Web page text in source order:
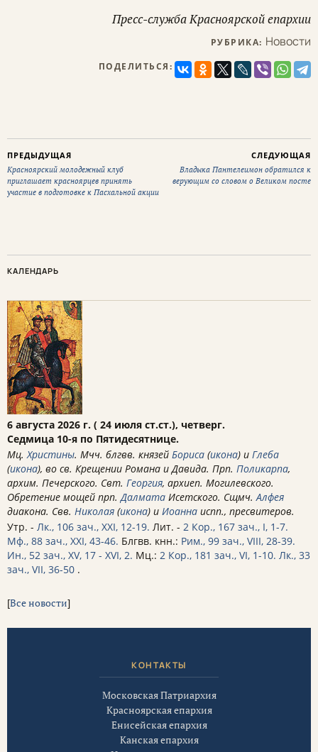
Пресс-служба Красноярской епархии
РУБРИКА: Новости
ПОДЕЛИТЬСЯ:
ПРЕДЫДУЩАЯ
Красноярский молодежный клуб
приглашает красноярцев принять
участие в подготовке к Пасхальной акции
СЛЕДУЮЩАЯ
Владыка Пантелеимон обратился к
верующим со словом о Великом посте
КАЛЕНДАРЬ
6 августа 2026 г. ( 24 июля ст.ст.), четверг.
Седмица 10-я по Пятидесятнице.
Мц.Христины. Мчч. блгвв. князей Бориса (икона) и Глеба
(икона), во св. Крещении Романа и Давида. Прп. Поликарпа,
архим. Печерского. Свт. Георгия, архиеп. Могилевского.
Обретение мощей прп.Далмата Исетского. Сщмч.Алфея
диакона. Свв. Николая (икона) и Иоанна испп., пресвитеров.
Утр. - Лк., 106 зач., XXI, 12-19. Лит. - 2 Кор., 167 зач., I, 1-7.
Мф., 88 зач., XXI, 43-46. Блгвв. кнн.: Рим., 99 зач., VIII, 28-39.
Ин., 52 зач., XV, 17 - XVI, 2. Мц.: 2 Кор., 181 зач., VI, 1-10. Лк., 33
зач., VII, 36-50 .
[Все новости]
КОНТАКТЫ
Московская Патриархия
Красноярская епархия
Енисейская епархия
Канская епархия